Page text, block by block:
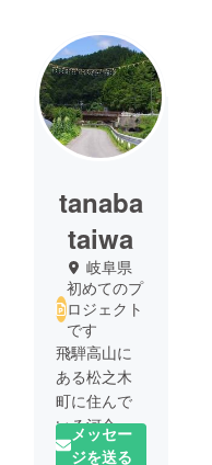
tanaba
taiwa
岐阜県
初めてのプ
ロジェクト
です
飛騨高山に
ある松之木
町に住んで
いる河合和
美です。
メッセー
ジを送る